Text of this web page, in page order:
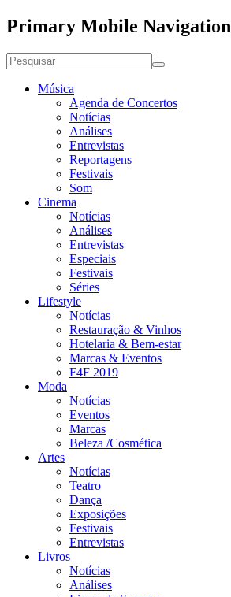
Primary Mobile Navigation
Música
Agenda de Concertos
Notícias
Análises
Entrevistas
Reportagens
Festivais
Som
Cinema
Notícias
Análises
Entrevistas
Especiais
Festivais
Séries
Lifestyle
Notícias
Restauração & Vinhos
Hotelaria & Bem-estar
Marcas & Eventos
F4F 2019
Moda
Notícias
Eventos
Marcas
Beleza /Cosmética
Artes
Notícias
Teatro
Dança
Exposições
Festivais
Entrevistas
Livros
Notícias
Análises